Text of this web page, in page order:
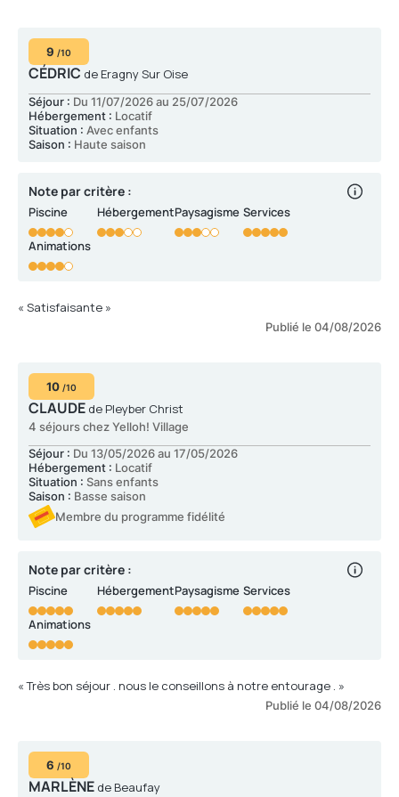
9 /10
CÉDRIC de Eragny Sur Oise
Séjour : Du 11/07/2026 au 25/07/2026
Hébergement : Locatif
Situation : Avec enfants
Saison : Haute saison
Note par critère :
Piscine Hébergement Paysagisme Services
Animations
« Satisfaisante »
Publié le 04/08/2026
10 /10
CLAUDE de Pleyber Christ
4 séjours chez Yelloh! Village
Séjour : Du 13/05/2026 au 17/05/2026
Hébergement : Locatif
Situation : Sans enfants
Saison : Basse saison
Membre du programme fidélité
Note par critère :
Piscine Hébergement Paysagisme Services
Animations
« Très bon séjour . nous le conseillons à notre entourage . »
Publié le 04/08/2026
6 /10
MARLÈNE de Beaufay